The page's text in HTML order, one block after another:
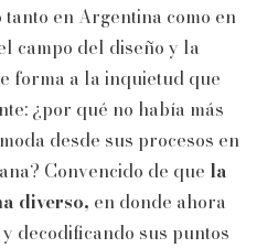
en Argentina como en
campo del diseño y la
forma a la inquietud que
¿por qué no había más
desde sus procesos en
Convencido de que la
diverso, en donde ahora
decodificando sus puntos